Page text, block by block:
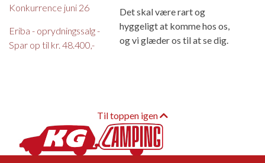
Konkurrence juni 26
Eriba - oprydningssalg -
Spar op til kr. 48.400,-
Det skal være rart og
hyggeligt at komme hos os,
og vi glæder os til at se dig.
Til toppen igen